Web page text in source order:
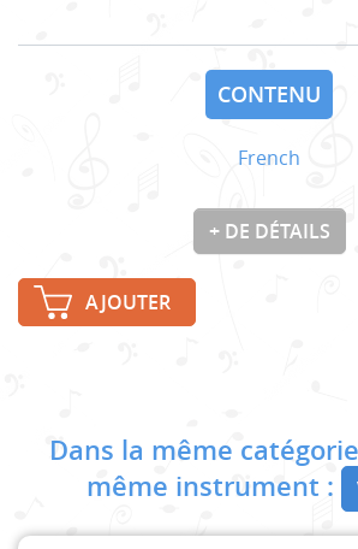
CONTENU
French
+ DE DÉTAILS
AJOUTER
Dans la même
même instrument :